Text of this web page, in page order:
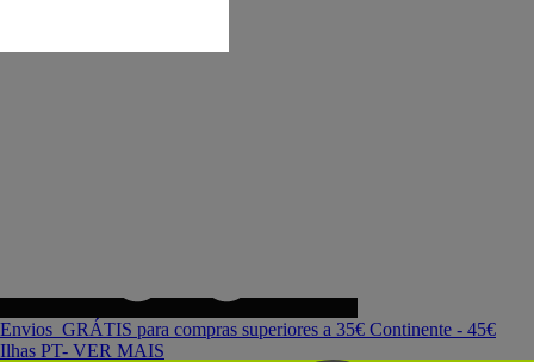
Envios GRÁTIS para compras superiores a 35€ Continente - 45€
Ilhas PT- VER MAIS